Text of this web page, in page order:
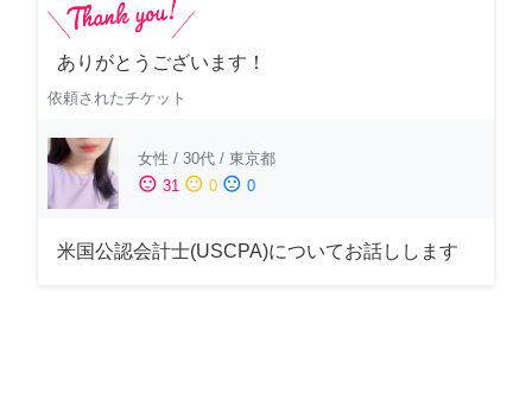
ありがとうございます！
依頼されたチケット
女性 / 30代 / 東京都
sentiment_satisfied 31 sentiment_neutral 0 sentiment_dissatisfied 0
米国公認会計士(USCPA)についてお話しします